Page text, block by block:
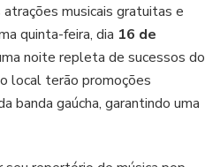
musicais gratuitas e
quinta-feira, dia 16 de
noite repleta de sucessos do
local terão promoções
banda gaúcha, garantindo uma